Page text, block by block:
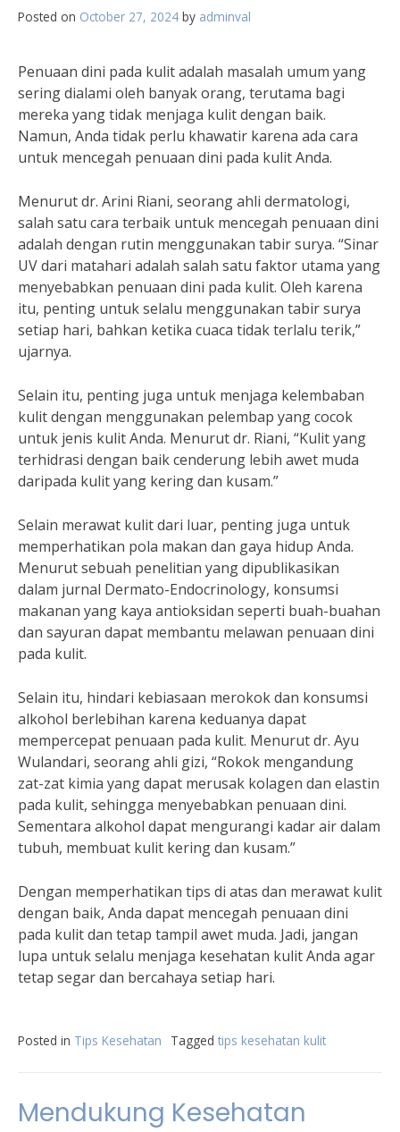
Posted on October 27, 2024 by adminval
Penuaan dini pada kulit adalah masalah umum yang
sering dialami oleh banyak orang, terutama bagi
mereka yang tidak menjaga kulit dengan baik.
Namun, Anda tidak perlu khawatir karena ada cara
untuk mencegah penuaan dini pada kulit Anda.
Menurut dr. Arini Riani, seorang ahli dermatologi,
salah satu cara terbaik untuk mencegah penuaan dini
adalah dengan rutin menggunakan tabir surya. “Sinar
UV dari matahari adalah salah satu faktor utama yang
menyebabkan penuaan dini pada kulit. Oleh karena
itu, penting untuk selalu menggunakan tabir surya
setiap hari, bahkan ketika cuaca tidak terlalu terik,”
ujarnya.
Selain itu, penting juga untuk menjaga kelembaban
kulit dengan menggunakan pelembap yang cocok
untuk jenis kulit Anda. Menurut dr. Riani, “Kulit yang
terhidrasi dengan baik cenderung lebih awet muda
daripada kulit yang kering dan kusam.”
Selain merawat kulit dari luar, penting juga untuk
memperhatikan pola makan dan gaya hidup Anda.
Menurut sebuah penelitian yang dipublikasikan
dalam jurnal Dermato-Endocrinology, konsumsi
makanan yang kaya antioksidan seperti buah-buahan
dan sayuran dapat membantu melawan penuaan dini
pada kulit.
Selain itu, hindari kebiasaan merokok dan konsumsi
alkohol berlebihan karena keduanya dapat
mempercepat penuaan pada kulit. Menurut dr. Ayu
Wulandari, seorang ahli gizi, “Rokok mengandung
zat-zat kimia yang dapat merusak kolagen dan elastin
pada kulit, sehingga menyebabkan penuaan dini.
Sementara alkohol dapat mengurangi kadar air dalam
tubuh, membuat kulit kering dan kusam.”
Dengan memperhatikan tips di atas dan merawat kulit
dengan baik, Anda dapat mencegah penuaan dini
pada kulit dan tetap tampil awet muda. Jadi, jangan
lupa untuk selalu menjaga kesehatan kulit Anda agar
tetap segar dan bercahaya setiap hari.
Posted in Tips Kesehatan Tagged tips kesehatan kulit
Mendukung Kesehatan